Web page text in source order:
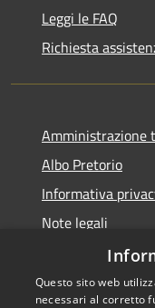
Leggi le FAQ
Richiesta
Amministrazione
Albo Pretorio
Informativa
Note legali
Dichiarazione di
Questo sito web
necessari al corretto